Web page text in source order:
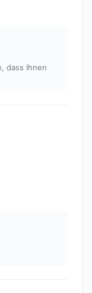
dass Ihnen